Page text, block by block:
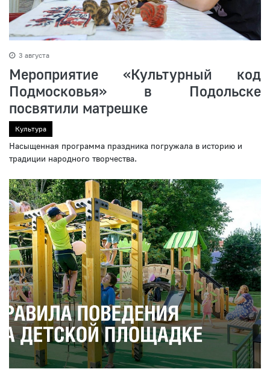
3 августа
Мероприятие «Культурный код
Подмосковья» в Подольске
посвятили матрешке
Культура
Насыщенная программа праздника погружала в историю и
традиции народного творчества.